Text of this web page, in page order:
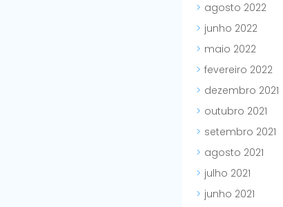
agosto 2022
junho 2022
maio 2022
fevereiro 2022
dezembro 2021
outubro 2021
setembro 2021
agosto 2021
julho 2021
junho 2021